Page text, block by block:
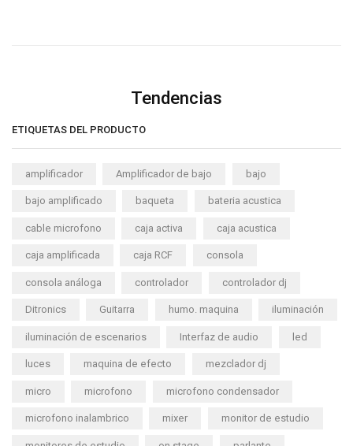
Tendencias
ETIQUETAS DEL PRODUCTO
amplificador Amplificador de bajo bajo
bajo amplificado baqueta bateria acustica
cable microfono caja activa caja acustica
caja amplificada caja RCF consola
consola análoga controlador controlador dj
Ditronics Guitarra humo. maquina iluminación
iluminación de escenarios Interfaz de audio led
luces maquina de efecto mezclador dj
micro microfono microfono condensador
microfono inalambrico mixer monitor de estudio